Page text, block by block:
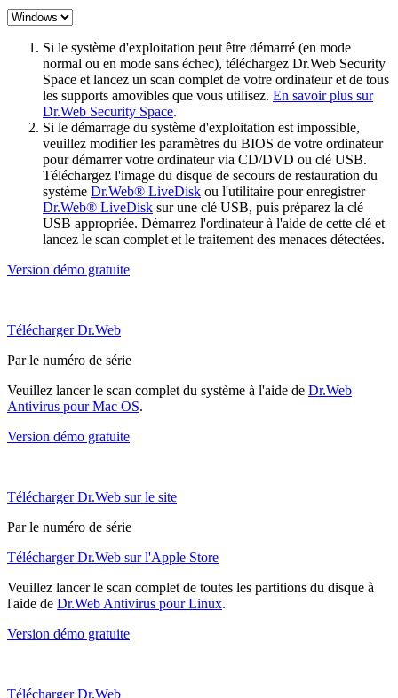
Si le système d'exploitation peut être démarré (en mode
normal ou en mode sans échec), téléchargez Dr.Web Security
Space et lancez un scan complet de votre ordinateur et de tous
les supports amovibles que vous utilisez. En savoir plus sur
Dr.Web Security Space.
Si le démarrage du système d'exploitation est impossible,
veuillez modifier les paramètres du BIOS de votre ordinateur
pour démarrer votre ordinateur via CD/DVD ou clé USB.
Téléchargez l'image du disque de secours de restauration du
système Dr.Web® LiveDisk ou l'utilitaire pour enregistrer
Dr.Web® LiveDisk sur une clé USB, puis préparez la clé
USB appropriée. Démarrez l'ordinateur à l'aide de cette clé et
lancez le scan complet et le traitement des menaces détectées.
Version démo gratuite
Télécharger Dr.Web
Par le numéro de série
Veuillez lancer le scan complet du système à l'aide de Dr.Web
Antivirus pour Mac OS.
Version démo gratuite
Télécharger Dr.Web sur le site
Par le numéro de série
Télécharger Dr.Web sur l'Apple Store
Veuillez lancer le scan complet de toutes les partitions du disque à
l'aide de Dr.Web Antivirus pour Linux.
Version démo gratuite
Télécharger Dr.Web